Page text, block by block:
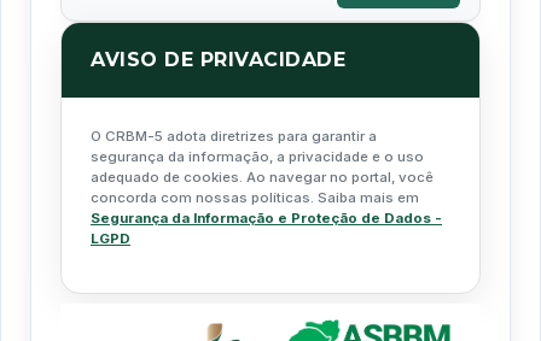
AVISO DE PRIVACIDADE
O CRBM-5 adota diretrizes para garantir a
segurança da informação, a privacidade e o uso
adequado de cookies. Ao navegar no portal, você
concorda com nossas políticas. Saiba mais em
Segurança da Informação e Proteção de Dados -
LGPD